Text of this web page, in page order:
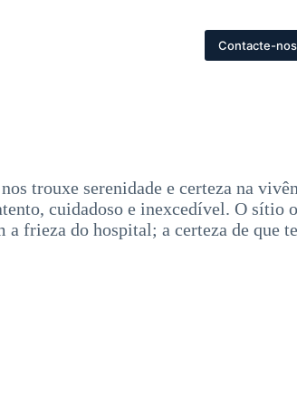
Contacte-nos
trouxe serenidade e certeza na
cuidadoso e inexcedível. O sítio
frieza do hospital; a certeza de que